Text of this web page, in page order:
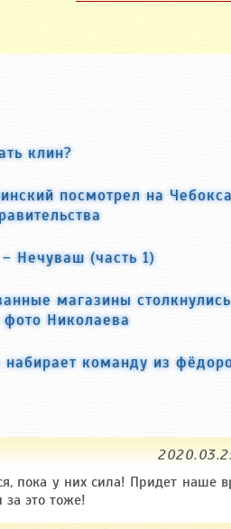
клин?
посмотрел на
Нечуваш (часть 1)
магазины
Николаева
команду из
пока у них сила! Придет наше
за это тоже!